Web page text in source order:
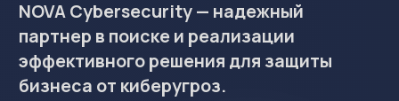
NOVA Cybersecurity предлагает
индивидуальные решения по
кибербезопасности и защите данных,
Услуги